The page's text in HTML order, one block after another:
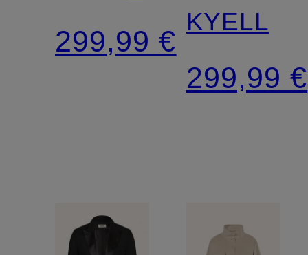
299,99 €
KYELL
299,99 €